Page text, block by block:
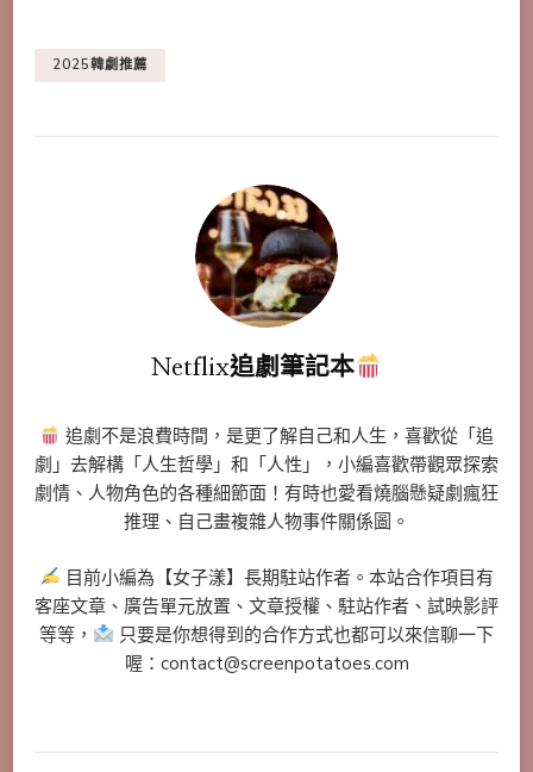
2025韓劇推薦
Netflix追劇筆記本
追劇不是浪費時間，是更了解自己和人生，喜歡從「追
劇」去解構「人生哲學」和「人性」，小編喜歡帶觀眾探索
劇情、人物角色的各種細節面！有時也愛看燒腦懸疑劇瘋狂
推理、自己畫複雜人物事件關係圖。
目前小編為【女子漾】長期駐站作者。本站合作項目有
客座文章、廣告單元放置、文章授權、駐站作者、試映影評
等等，
只要是你想得到的合作方式也都可以來信聊一下
喔：contact@screenpotatoes.com